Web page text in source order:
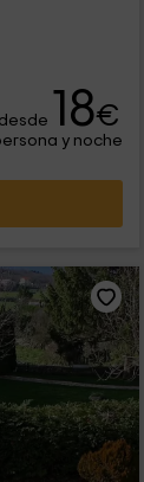
desde 18€
y noche